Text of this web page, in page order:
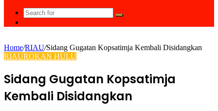
Search
for
Home/RIAU/Sidang Gugatan Kopsatimja Kembali Disidangkan
RIAUROKAN HULU
Sidang Gugatan Kopsatimja
Kembali Disidangkan